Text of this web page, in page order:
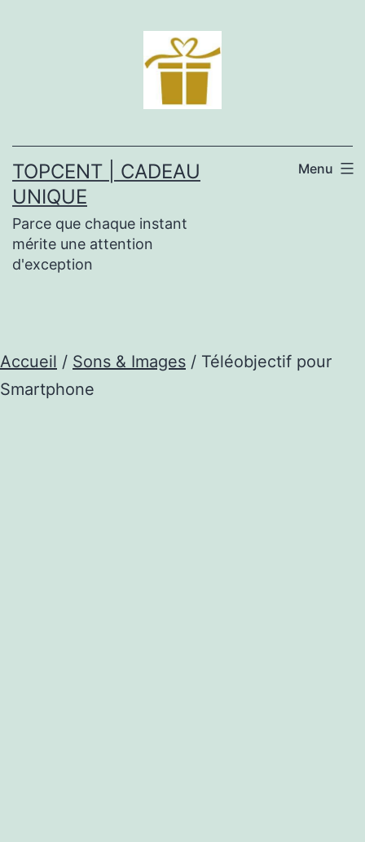
TOPCENT | CADEAU
UNIQUE
Parce que chaque instant
mérite une attention
d'exception
Menu
Accueil / Sons & Images / Téléobjectif pour
Smartphone